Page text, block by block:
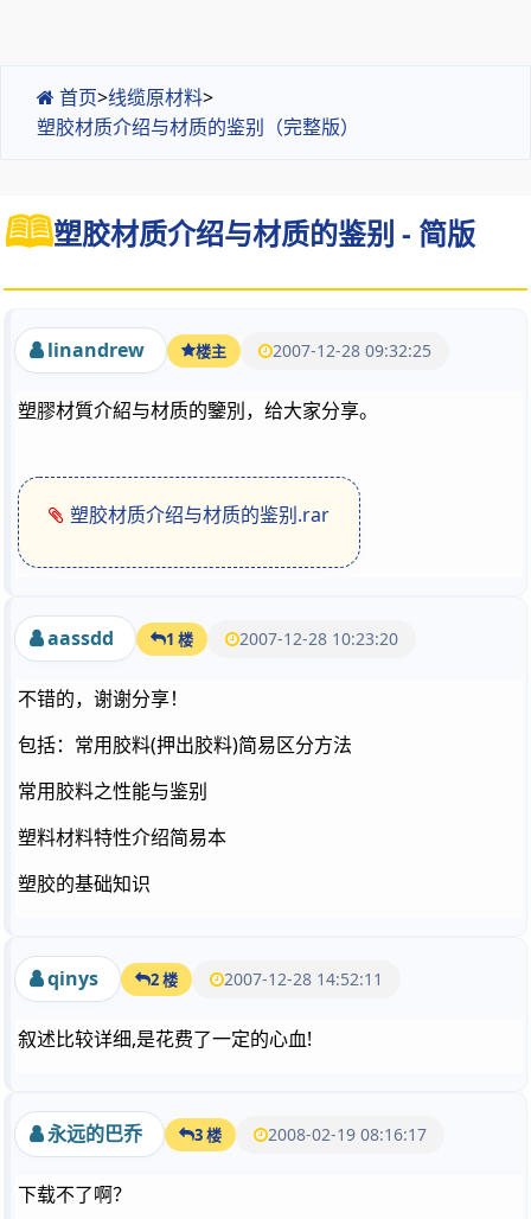
首页>线缆原材料>
塑胶材质介绍与材质的鉴别（完整版）
塑胶材质介绍与材质的鉴别 - 简版
linandrew 楼主 2007-12-28 09:32:25
塑膠材質介紹与材质的鑒別，给大家分享。
塑胶材质介绍与材质的鉴别.rar
aassdd 1 楼 2007-12-28 10:23:20
不错的，谢谢分享！
包括：常用胶料(押出胶料)简易区分方法
常用胶料之性能与鉴别
塑料材料特性介绍简易本
塑胶的基础知识
qinys 2 楼 2007-12-28 14:52:11
叙述比较详细,是花费了一定的心血!
永远的巴乔 3 楼 2008-02-19 08:16:17
下载不了啊？